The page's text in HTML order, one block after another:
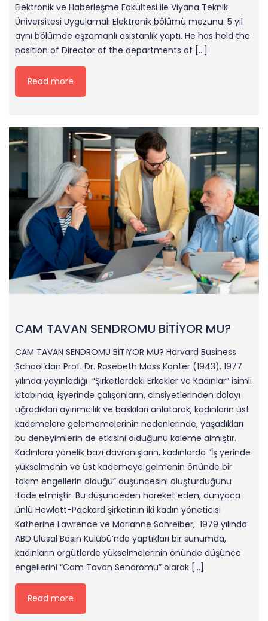
Elektronik ve Haberleşme Fakültesi ile Viyana Teknik
Üniversitesi Uygulamalı Elektronik bölümü mezunu. 5 yıl
aynı bölümde eşzamanlı asistanlık yaptı. He has held the
position of Director of the departments of […]
Read more
CAM TAVAN SENDROMU BİTİYOR MU?
CAM TAVAN SENDROMU BİTİYOR MU? Harvard Business
School’dan Prof. Dr. Rosebeth Moss Kanter (1943), 1977
yılında yayınladığı “Şirketlerdeki Erkekler ve Kadınlar” isimli
kitabında, işyerinde çalışanların, cinsiyetlerinden dolayı
uğradıkları ayırımcılık ve baskıları anlatarak, kadınların üst
kademelere gelememelerinin nedenlerinde, yaşadıkları
bu deneyimlerin de etkisini olduğunu kaleme almıştır.
Kadınlara yönelik bazı davranışların, kadınlarda “İş yerinde
yükselmenin ve üst kademeye gelmenin önünde bir
takım engellerin olduğu” düşüncesini oluşturduğunu
ifade etmiştir. Bu düşünceden hareket eden, dünyaca
ünlü Hewlett-Packard şirketinin iki kadın yöneticisi
Katherine Lawrence ve Marianne Schreiber, 1979 yılında
ABD Ulusal Basın Kulübü’nde yaptıkları bir sunumda,
kadınların örgütlerde yükselmelerinin önünde düşünce
engellerini “Cam Tavan Sendromu” olarak […]
Read more